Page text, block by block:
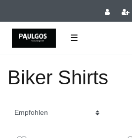
☰
Biker Shirts